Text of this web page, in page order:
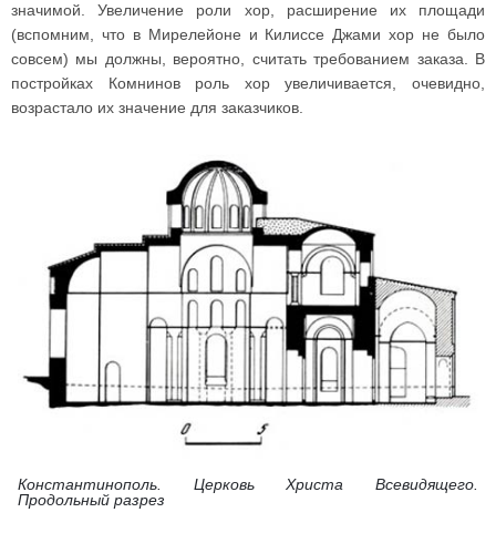
значимой. Увеличение роли хор, расширение их площади
(вспомним, что в Мирелейоне и Килиссе Джами хор не было
совсем) мы должны, вероятно, считать требованием заказа. В
постройках Комнинов роль хор увеличивается, очевидно,
возрастало их значение для заказчиков.
Константинополь. Церковь Христа Всевидящего.
Продольный разрез